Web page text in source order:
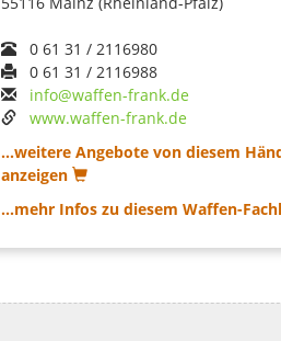
0 61 31 / 2116980
0 61 31 / 2116988
info@waffen-frank.de
www.waffen-frank.de
...weitere Angebote von diesem
anzeigen
...mehr Infos zu diesem Waffen-